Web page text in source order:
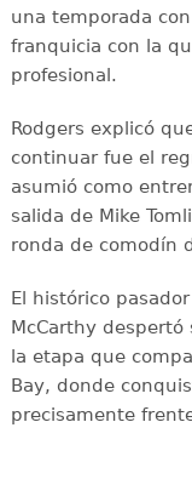
una temporada
franquicia con la
profesional.
Rodgers explicó
continuar fue el
asumió como
salida de Mike
ronda de comodín
El histórico
McCarthy
la etapa que
Bay, donde
precisamente